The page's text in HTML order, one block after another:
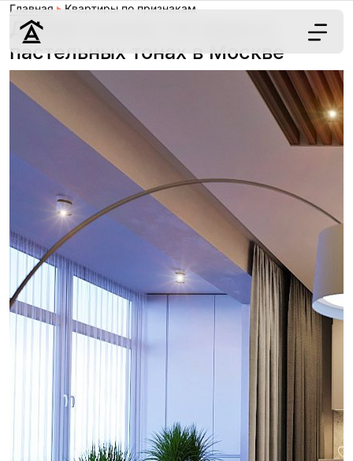
Цены
Наши работы
О нас
Контакты
г. Москва
8 (495) 109-
22-59
Главная Квартиры по признакам
Дизайн кухонь-гостиных в
пастельных тонах в Москве